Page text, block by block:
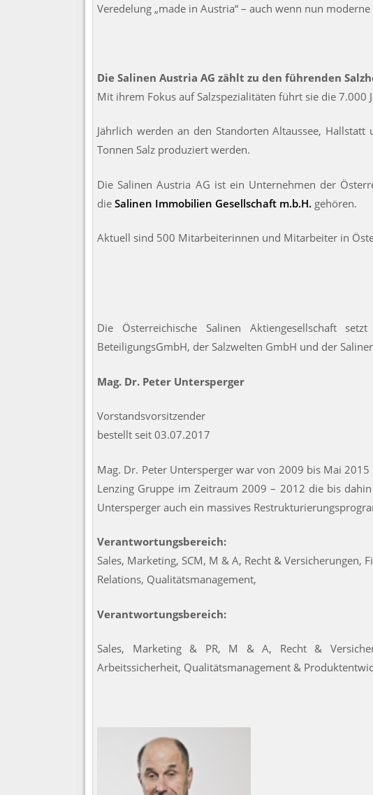
Veredelung „made in Austria“ – auch wenn nun
Die Salinen Austria AG zählt zu den führenden
Mit ihrem Fokus auf Salzspezialitäten führt sie die
Jährlich werden an den Standorten Altaussee,
Tonnen Salz produziert werden.
Die Salinen Austria AG ist ein Unternehmen der
die Salinen Immobilien Gesellschaft m.b.H. gehören.
Aktuell sind 500 Mitarbeiterinnen und Mitarbeiter in
Die Österreichische Salinen Aktiengesellschaft
BeteiligungsGmbH, der Salzwelten GmbH und der
Mag. Dr. Peter Untersperger
Vorstandsvorsitzender
bestellt seit 03.07.2017
Mag. Dr. Peter Untersperger war von 2009 bis Mai
Lenzing Gruppe im Zeitraum 2009 – 2012 die bis
Untersperger auch ein massives
Verantwortungsbereich:
Sales, Marketing, SCM, M & A, Recht &
Relations, Qualitätsmanagement,
Verantwortungsbereich:
Sales, Marketing & PR, M & A, Recht &
Arbeitssicherheit, Qualitätsmanagement &